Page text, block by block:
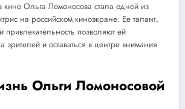
кино Ольга Ломоносова стала одной из
на российском киноэкране. Ее талант,
привлекательность позволяют ей
зрителей и оставаться в центре внимания
Ольги Ломоносовой